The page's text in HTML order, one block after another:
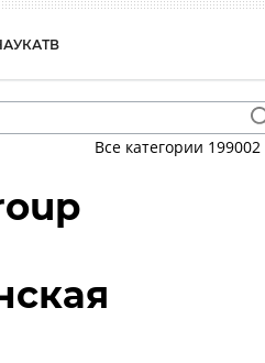
ТВ
Все категории 199002